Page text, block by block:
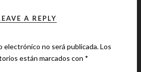
A REPLY
electrónico no será publicada.Los
están marcados con *